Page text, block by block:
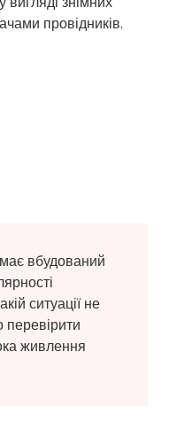
провідників.
вбудований
ситуації не
живлення